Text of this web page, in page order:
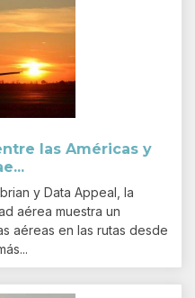
las Américas y
y Data Appeal, la
aérea muestra un
aéreas en las rutas desde